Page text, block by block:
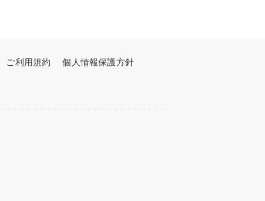
ご利用規約
個人情報保護方針